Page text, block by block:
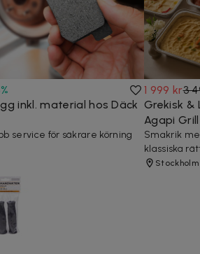
%
inkl. material hos Däck
service för säkrare körning
1 999 kr3
Grekisk &
Agapi
Smakrik
klassiska
Stockholm